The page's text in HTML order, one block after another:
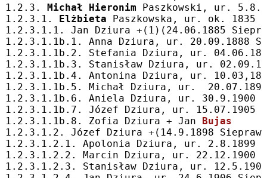
1.2.3. Michał Hieronim Paszkowski, ur.
1.2.3.1. Elżbieta Paszkowska, ur. ok. 1835
1.2.3.1.1. Jan Dziura +(1)(24.06.1885
1.2.3.1.1b.1. Anna Dziura, ur. 20.09.1888
1.2.3.1.1b.2. Stefania Dziura, ur.
1.2.3.1.1b.3. Stanisław Dziura, ur.
1.2.3.1.1b.4. Antonina Dziura, ur.
1.2.3.1.1b.5. Michał Dziura, ur.  20.07.1897
1.2.3.1.1b.6. Aniela Dziura, ur. 30.9.1900
1.2.3.1.1b.7. Józef Dziura, ur. 15.07.1905
1.2.3.1.1b.8. Zofia Dziura + Jan Bujas
1.2.3.1.2. Józef Dziura +(14.9.1898
1.2.3.1.2.1. Apolonia Dziura, ur. 2.8.1899
1.2.3.1.2.2. Marcin Dziura, ur. 22.12.1900
1.2.3.1.2.3. Stanisław Dziura, ur. 12.5.1903